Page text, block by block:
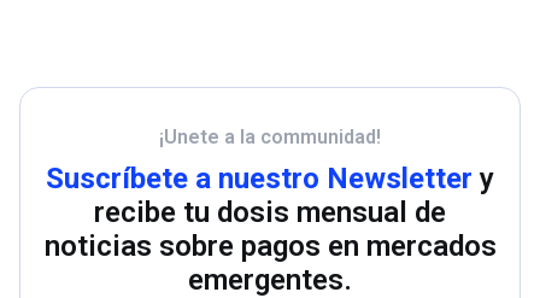
¡Unete a la communidad!
Suscríbete a nuestro Newsletter y
recibe tu dosis mensual de
noticias sobre pagos en mercados
emergentes.